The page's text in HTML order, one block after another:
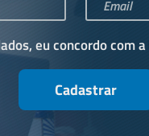
eu concordo com a
Cadastrar